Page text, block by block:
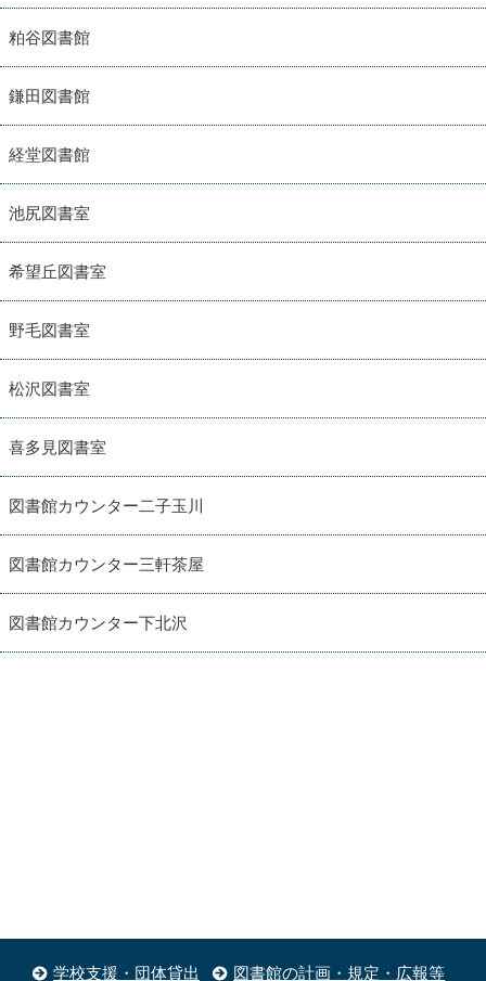
粕谷図書館
鎌田図書館
経堂図書館
池尻図書室
希望丘図書室
野毛図書室
松沢図書室
喜多見図書室
図書館カウンター二子玉川
図書館カウンター三軒茶屋
図書館カウンター下北沢
学校支援・団体貸出 図書館の計画・規定・広報等